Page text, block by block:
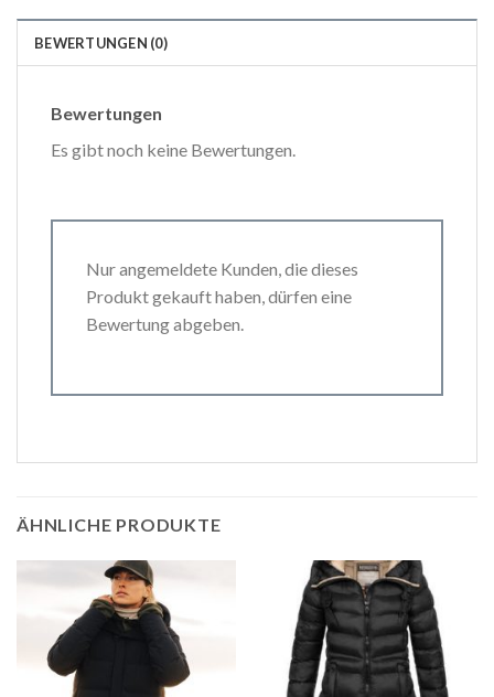
BEWERTUNGEN (0)
Bewertungen
Es gibt noch keine Bewertungen.
Nur angemeldete Kunden, die dieses
Produkt gekauft haben, dürfen eine
Bewertung abgeben.
ÄHNLICHE PRODUKTE